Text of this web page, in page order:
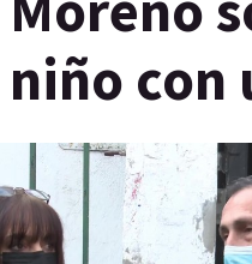
niño con